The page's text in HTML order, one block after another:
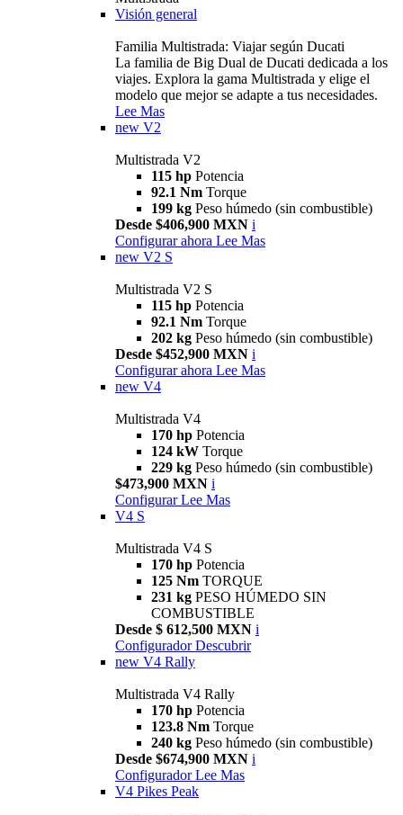
Visión general
Familia Multistrada: Viajar según Ducati
La familia de Big Dual de Ducati dedicada a los
viajes. Explora la gama Multistrada y elige el
modelo que mejor se adapte a tus necesidades.
Lee Mas
new V2
Multistrada V2
115 hp Potencia
92.1 Nm Torque
199 kg Peso húmedo (sin combustible)
Desde $406,900 MXN i
Configurar ahora Lee Mas
new V2 S
Multistrada V2 S
115 hp Potencia
92.1 Nm Torque
202 kg Peso húmedo (sin combustible)
Desde $452,900 MXN i
Configurar ahora Lee Mas
new V4
Multistrada V4
170 hp Potencia
124 kW Torque
229 kg Peso húmedo (sin combustible)
$473,900 MXN i
Configurar Lee Mas
V4 S
Multistrada V4 S
170 hp Potencia
125 Nm TORQUE
231 kg PESO HÚMEDO SIN
COMBUSTIBLE
Desde $ 612,500 MXN i
Configurador Descubrir
new V4 Rally
Multistrada V4 Rally
170 hp Potencia
123.8 Nm Torque
240 kg Peso húmedo (sin combustible)
Desde $674,900 MXN i
Configurador Lee Mas
V4 Pikes Peak